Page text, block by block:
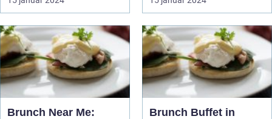
Brunch Near Me:
Brunch Buffet in